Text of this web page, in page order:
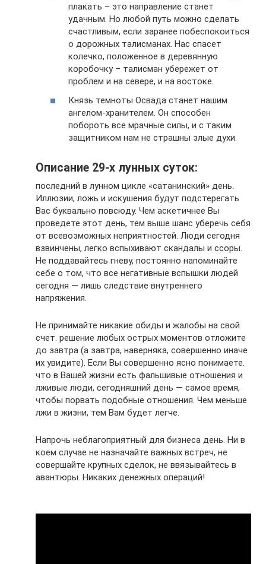
плакать – это направление станет
удачным. Но любой путь можно сделать
счастливым, если заранее побеспокоиться
о дорожных талисманах. Нас спасет
колечко, положенное в деревянную
коробочку – талисман убережет от
проблем и на севере, и на востоке.
Князь темноты Освада станет нашим
ангелом-хранителем. Он способен
побороть все мрачные силы, и с таким
защитником нам не страшны злые духи.
Описание 29-х лунных суток:
последний в лунном цикле «сатанинский» день.
Иллюзии, ложь и искушения будут подстерегать
Вас буквально повсюду. Чем аскетичнее Вы
проведете этот день, тем выше шанс уберечь себя
от всевозможных неприятностей. Люди сегодня
взвинчены, легко вспыхивают скандалы и ссоры.
Не поддавайтесь гневу, постоянно напоминайте
себе о том, что все негативные вспышки людей
сегодня — лишь следствие внутреннего
напряжения.
Не принимайте никакие обиды и жалобы на свой
счет. решение любых острых моментов отложите
до завтра (а завтра, наверняка, совершенно иначе
их увидите). Если Вы совершенно ясно понимаете.
что в Вашей жизни есть фальшивые отношения и
лживые люди, сегодняшний день — самое время,
чтобы порвать подобные отношения. Чем меньше
лжи в жизни, тем Вам будет легче.
Напрочь неблагоприятный для бизнеса день. Ни в
коем случае не назначайте важных встреч, не
совершайте крупных сделок, не ввязывайтесь в
авантюры. Никаких денежных операций!